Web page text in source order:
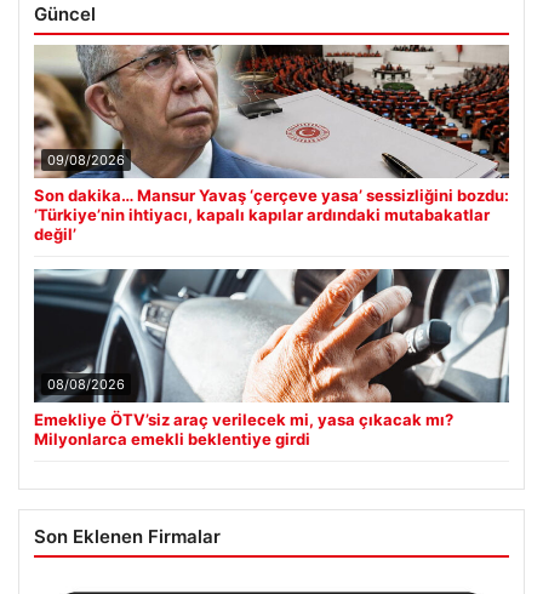
Güncel
09/08/2026
Son dakika… Mansur Yavaş ‘çerçeve yasa’ sessizliğini bozdu:
‘Türkiye’nin ihtiyacı, kapalı kapılar ardındaki mutabakatlar
değil’
08/08/2026
Emekliye ÖTV’siz araç verilecek mi, yasa çıkacak mı?
Milyonlarca emekli beklentiye girdi
Son Eklenen Firmalar